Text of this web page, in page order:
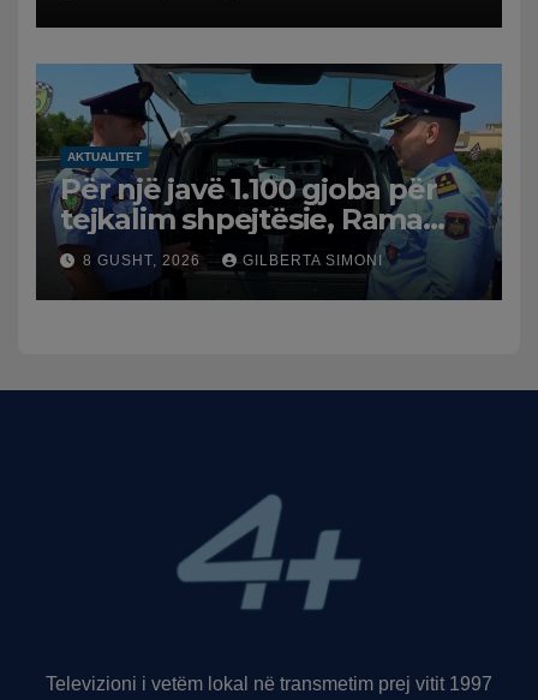
AKTUALITET
Për një javë 1.100 gjoba për
tejkalim shpejtësie, Rama
publikon videon: Kamerat e
trafikut së shpejti në
funksion
8 GUSHT, 2026 GILBERTA SIMONI
Televizioni i vetëm lokal në transmetim prej vitit 1997